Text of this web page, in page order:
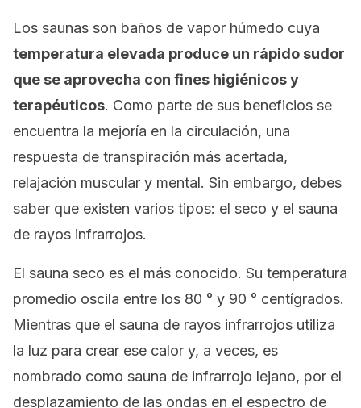
Los saunas son baños de vapor húmedo cuya
temperatura elevada produce un rápido sudor
que se aprovecha con fines higiénicos y
terapéuticos. Como parte de sus beneficios se
encuentra la mejoría en la circulación, una
respuesta de transpiración más acertada,
relajación muscular y mental. Sin embargo, debes
saber que existen varios tipos: el seco y el sauna
de rayos infrarrojos.
El sauna seco es el más conocido. Su temperatura
promedio oscila entre los 80 ° y 90 ° centígrados.
Mientras que el sauna de rayos infrarrojos utiliza
la luz para crear ese calor y, a veces, es
nombrado como sauna de infrarrojo lejano, por el
desplazamiento de las ondas en el espectro de